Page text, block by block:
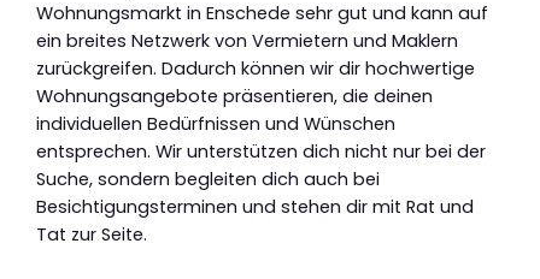
Wohnungsmarkt in Enschede sehr gut und kann auf
ein breites Netzwerk von Vermietern und Maklern
zurückgreifen. Dadurch können wir dir hochwertige
Wohnungsangebote präsentieren, die deinen
individuellen Bedürfnissen und Wünschen
entsprechen. Wir unterstützen dich nicht nur bei der
Suche, sondern begleiten dich auch bei
Besichtigungsterminen und stehen dir mit Rat und
Tat zur Seite.